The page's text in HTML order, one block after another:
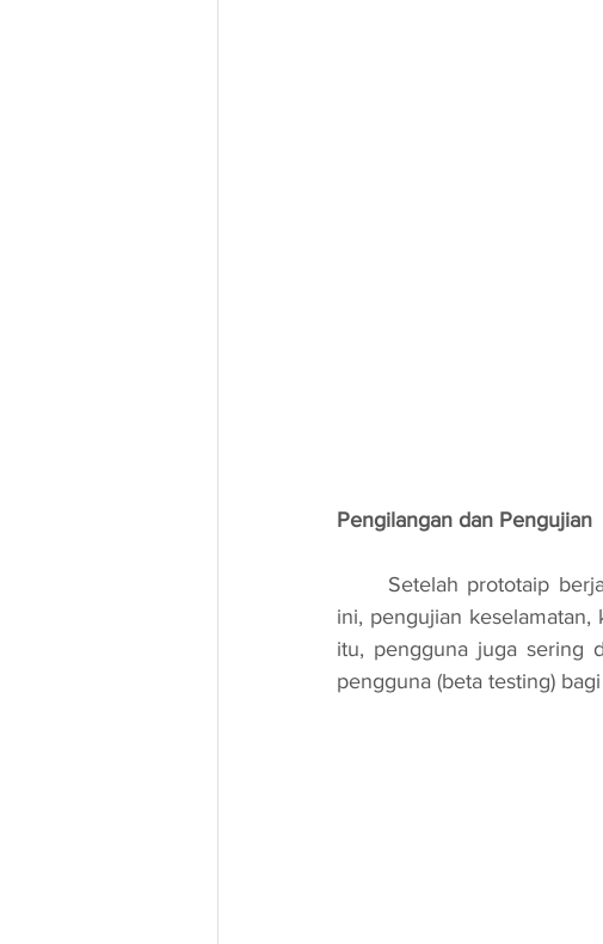
Pengilangan dan Pengujian
ini, pengujian keselamatan,
itu, pengguna juga sering
pengguna (beta testing)